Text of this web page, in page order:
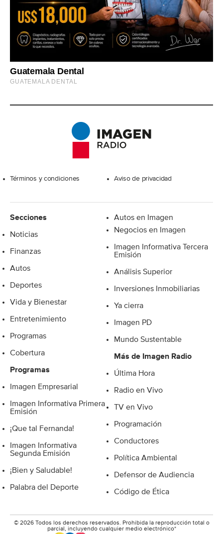
Términos y condiciones Aviso de privacidad
Secciones
Noticias
Finanzas
Autos
Deportes
Vida y Bienestar
Entretenimiento
Programas
Cobertura
Programas
Imagen Empresarial
Imagen Informativa Primera
Emisión
¡Que tal Fernanda!
Imagen Informativa
Segunda Emisión
¡Bien y Saludable!
Palabra del Deporte
Autos en Imagen
Negocios en Imagen
Imagen Informativa Tercera
Emisión
Análisis Superior
Inversiones Inmobiliarias
Ya cierra
Imagen PD
Mundo Sustentable
Más de Imagen Radio
Última Hora
Radio en Vivo
TV en Vivo
Programación
Conductores
Política Ambiental
Defensor de Audiencia
Código de Ética
© 2026 Todos los derechos reservados. Prohibida la reproducción total o
parcial, incluyendo cualquier medio electrónico*